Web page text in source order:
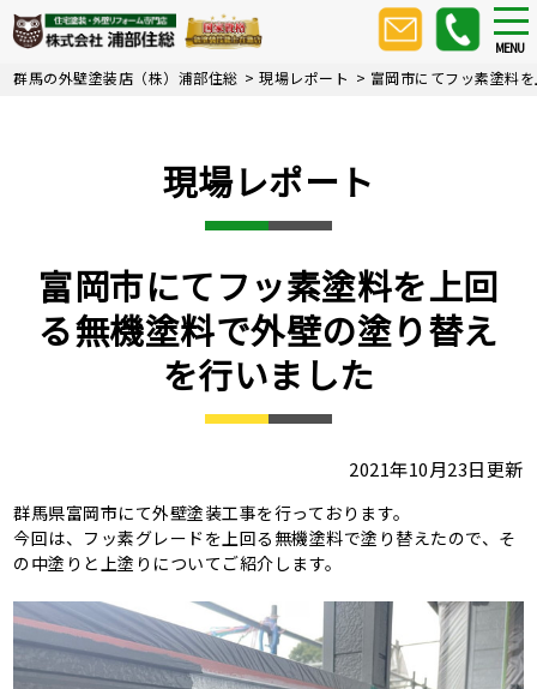
Skip
to
content
MENU
群馬の外壁塗装店（株）浦部住総 >現場レポート > 富岡市にてフッ素塗料
現場レポート
富岡市にてフッ素塗料を上回
る無機塗料で外壁の塗り替え
を行いました
2021年10月23日更新
群馬県富岡市にて外壁塗装工事を行っております。
今回は、フッ素グレードを上回る無機塗料で塗り替えたので、そ
の中塗りと上塗りについてご紹介します。